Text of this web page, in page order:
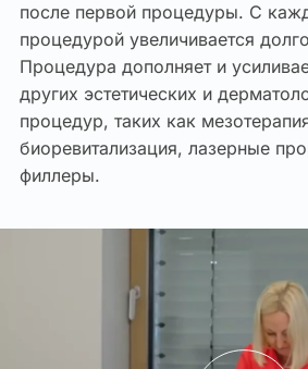
после первой процедуры. С
процедурой увеличивается
Процедура дополняет и
других эстетических и
процедур, таких как
биоревитализация, лазерные
филлеры.